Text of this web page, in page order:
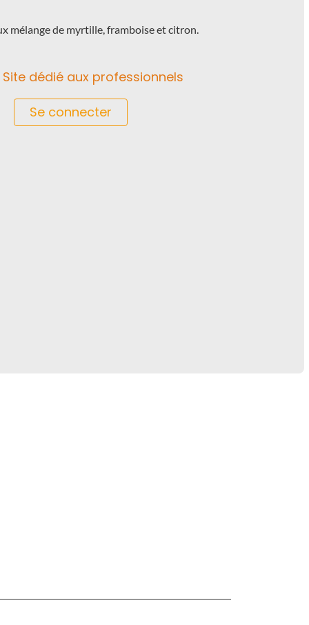
mélange de myrtille, framboise et citron.
Site dédié aux professionnels
Se connecter